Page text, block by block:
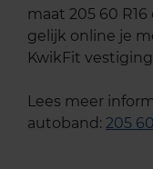
maat 205 60
gelijk online je
KwikFit
Lees meer
autoband: 205